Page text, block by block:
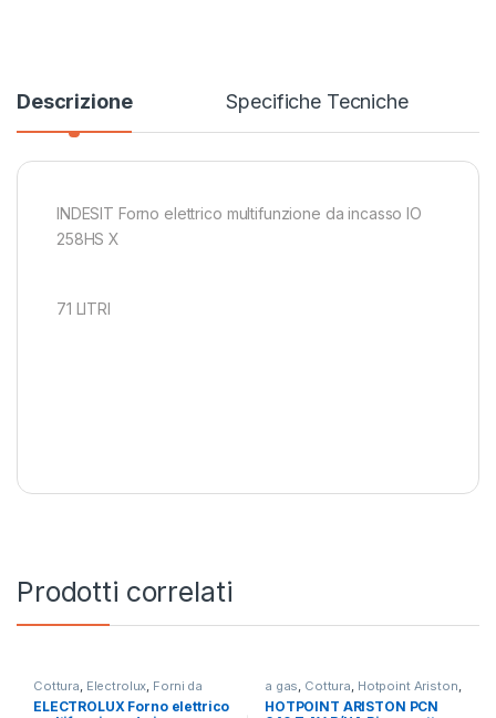
Descrizione Specifiche Tecniche
INDESIT Forno elettrico multifunzione da incasso IO
258HS X
71 LITRI
Prodotti correlati
Cottura, Electrolux, Forni da
Incasso
ELECTROLUX Forno elettrico
a gas, Cottura, Hotpoint Ariston,
Piani Cottura
HOTPOINT ARISTON PCN